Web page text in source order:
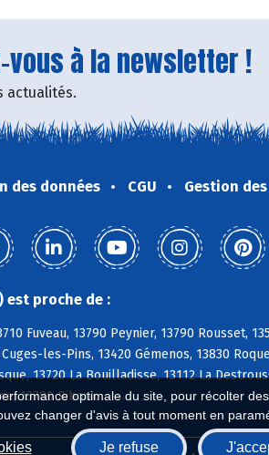
optimale du site, pour récolter
changer d'avis à tout moment en
Je refuse
à la newsletter !
actualités.
des données CGU Gestion
est proche de :
Fuveau, 13790 Peynier, 13790 Rousset,
les-Pins, 13420 Gémenos, 13830
13720 La Bouilladisse, 13112 La
13780 Riboux